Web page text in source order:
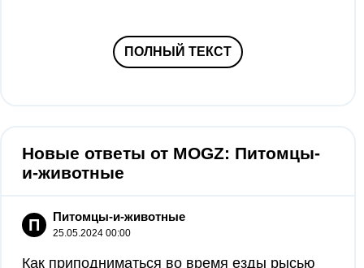
ПОЛНЫЙ ТЕКСТ
Новые ответы от MOGZ: Питомцы-
и-животные
П Питомцы-и-животные
25.05.2024 00:00
Как приподниматься во время езды рысью